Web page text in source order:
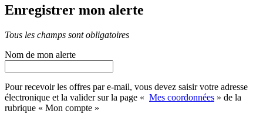
Enregistrer mon alerte
Tous les champs sont obligatoires
Nom de mon alerte
Pour recevoir les offres par e-mail, vous devez saisir votre adresse
électronique et la valider sur la page « Mes coordonnées » de la
rubrique « Mon compte »